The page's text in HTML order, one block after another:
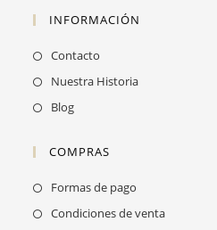
INFORMACIÓN
Contacto
Nuestra Historia
Blog
COMPRAS
Formas de pago
Condiciones de venta